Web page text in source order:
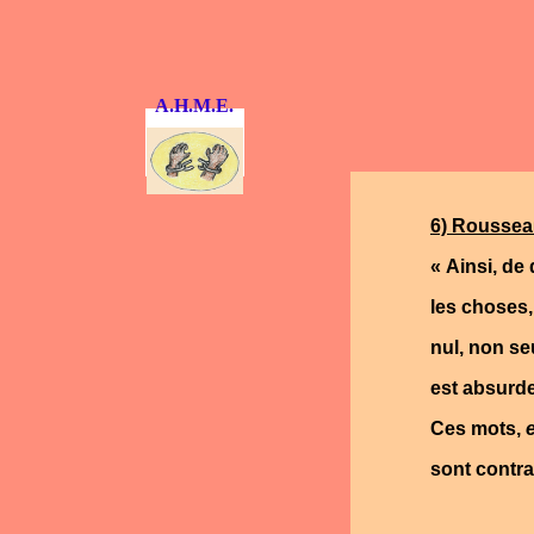
A.H.M.E.
6)
« Ainsi, de
les
nul, non
est
Ces mots,
sont